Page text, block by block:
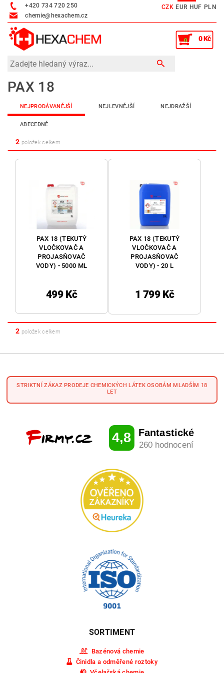
+420 734 720 250
chemie@hexachem.cz
CZK EUR HUF PLN
0 0 Kč
PAX 18
NEJPRODÁVANĚJŠÍ NEJLEVNĚJŠÍ NEJDRAŽŠÍ
ABECEDNĚ
2 položek celkem
PAX 18 (TEKUTÝ
VLOČKOVAČ A
PROJASŇOVAČ
VODY) - 5000 ML
499 Kč
PAX 18 (TEKUTÝ
VLOČKOVAČ A
PROJASŇOVAČ
VODY) - 20 L
1 799 Kč
2 položek celkem
STRIKTNÍ ZÁKAZ PRODEJE CHEMICKÝCH LÁTEK OSOBÁM MLADŠÍM 18
LET
SORTIMENT
Bazénová chemie
Činidla a odměřené roztoky